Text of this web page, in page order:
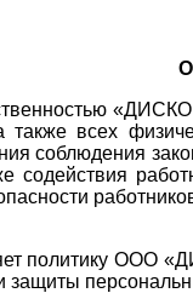
также всех
соблюдения
содействия
политику ООО
защиты